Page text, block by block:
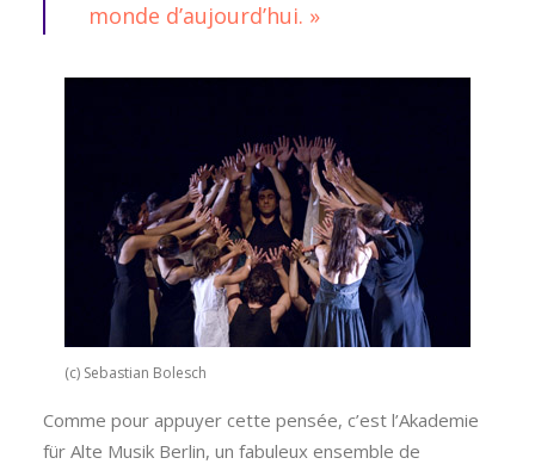
monde d’aujourd’hui. »
(c) Sebastian Bolesch
Comme pour appuyer cette pensée, c’est l’Akademie
für Alte Musik Berlin, un fabuleux ensemble de